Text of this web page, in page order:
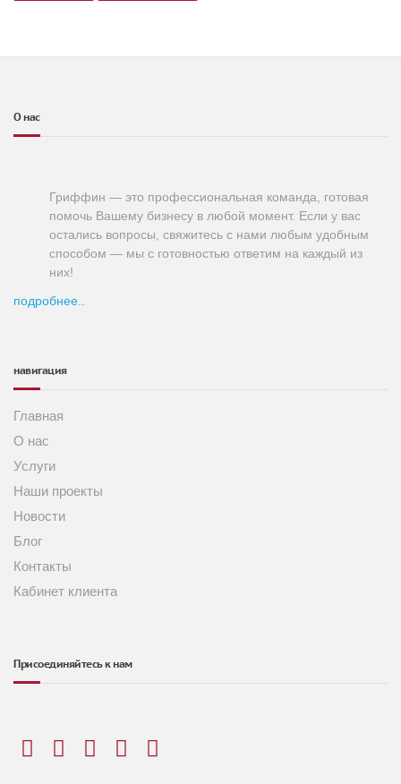
О нас
Гриффин — это профессиональная команда, готовая
помочь Вашему бизнесу в любой момент. Если у вас
остались вопросы, свяжитесь с нами любым удобным
способом — мы с готовностью ответим на каждый из
них!
подробнее..
навигация
Главная
О нас
Услуги
Наши проекты
Новости
Блог
Контакты
Кабинет клиента
Присоединяйтесь к нам